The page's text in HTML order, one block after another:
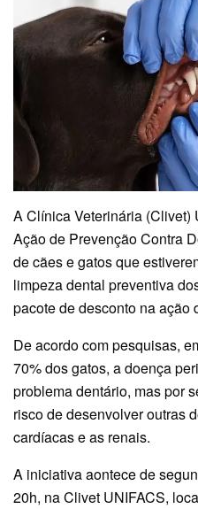
A Clínica Veterinária (Clivet)
Ação de Prevenção Contra
de cães e gatos que
limpeza dental preventiva
pacote de desconto na ação
De acordo com pesquisas,
70% dos gatos, a doença
problema dentário, mas por
risco de desenvolver outras
cardíacas e as renais.
A iniciativa aontece de
20h, na Clivet UNIFACS,